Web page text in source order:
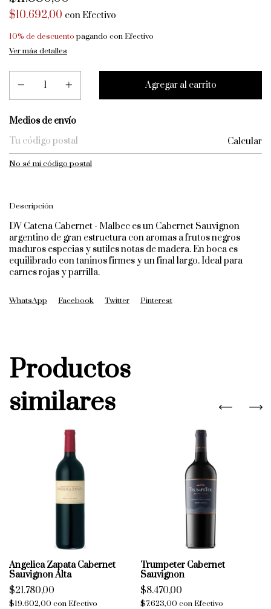
$10.692,00 conEfectivo
10% de descuento pagando con Efectivo
Ver más detalles
Entregas para el CP:
Medios de envío
Calcular
No sé mi código postal
Descripción
DV Catena Cabernet - Malbec es un Cabernet Sauvignon
argentino de gran estructura con aromas a frutos negros
maduros especias y sutiles notas de madera. En boca es
equilibrado con taninos firmes y un final largo. Ideal para
carnes rojas y parrilla.
WhatsApp Facebook Twitter Pinterest
Productos
similares
Angelica Zapata Cabernet
Sauvignon Alta
$21.780,00
$19.602,00 conEfectivo
Trumpeter Cabernet
Sauvignon
$8.470,00
$7.623,00 con Efectivo